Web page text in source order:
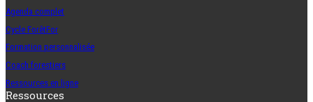
Agenda complet
Cycle ForêtFor
Formation personnalisée
Coach forestiers
Ressources en ligne
Ressources